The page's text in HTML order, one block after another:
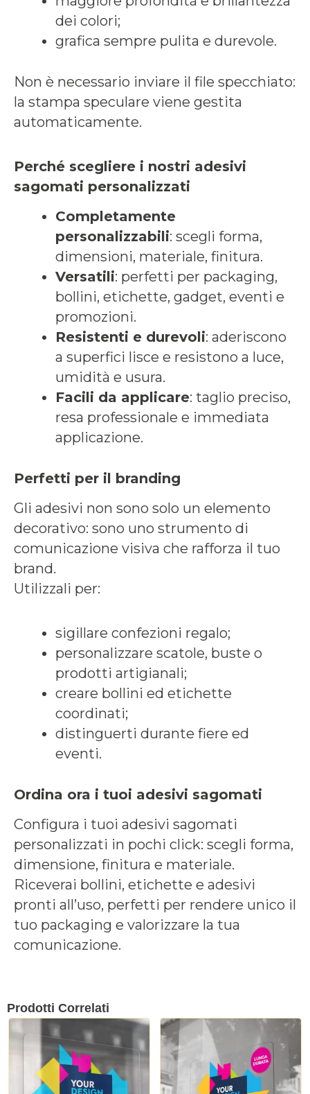
dei colori;
grafica sempre pulita e durevole.
Non è necessario inviare il file specchiato:
la stampa speculare viene gestita
automaticamente.
Perché scegliere i nostri adesivi
sagomati personalizzati
Completamente
personalizzabili: scegli forma,
dimensioni, materiale, finitura.
Versatili: perfetti per packaging,
bollini, etichette, gadget, eventi e
promozioni.
Resistenti e durevoli: aderiscono
a superfici lisce e resistono a luce,
umidità e usura.
Facili da applicare: taglio preciso,
resa professionale e immediata
applicazione.
Perfetti per il branding
Gli adesivi non sono solo un elemento
decorativo: sono uno strumento di
comunicazione visiva che rafforza il tuo
brand.
Utilizzali per:
sigillare confezioni regalo;
personalizzare scatole, buste o
prodotti artigianali;
creare bollini ed etichette
coordinati;
distinguerti durante fiere ed
eventi.
Ordina ora i tuoi adesivi sagomati
Configura i tuoi adesivi sagomati
personalizzati in pochi click: scegli forma,
dimensione, finitura e materiale.
Riceverai bollini, etichette e adesivi
pronti all’uso, perfetti per rendere unico il
tuo packaging e valorizzare la tua
comunicazione.
Prodotti Correlati